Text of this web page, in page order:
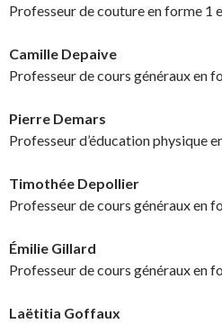
Professeur de couture en forme 1
Camille Depaive
Professeur de cours généraux en
Pierre Demars
Professeur d’éducation physique
Timothée Depollier
Professeur de cours généraux en
Émilie Gillard
Professeur de cours généraux en
Laëtitia Goffaux